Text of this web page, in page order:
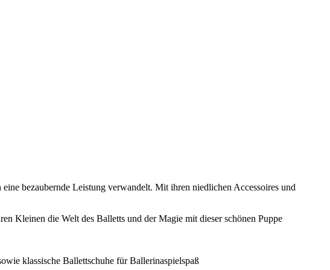
bezaubernde Leistung verwandelt. Mit ihren niedlichen Accessoires und
Kleinen die Welt des Balletts und der Magie mit dieser schönen Puppe
klassische Ballettschuhe für Ballerinaspielspaß